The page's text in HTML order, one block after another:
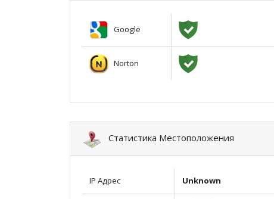
Google
Norton
Статистика Местоположения
IP Адрес Unknown